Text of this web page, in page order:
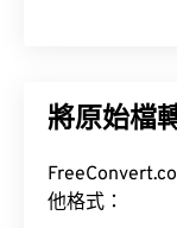
將原始檔
他格式：